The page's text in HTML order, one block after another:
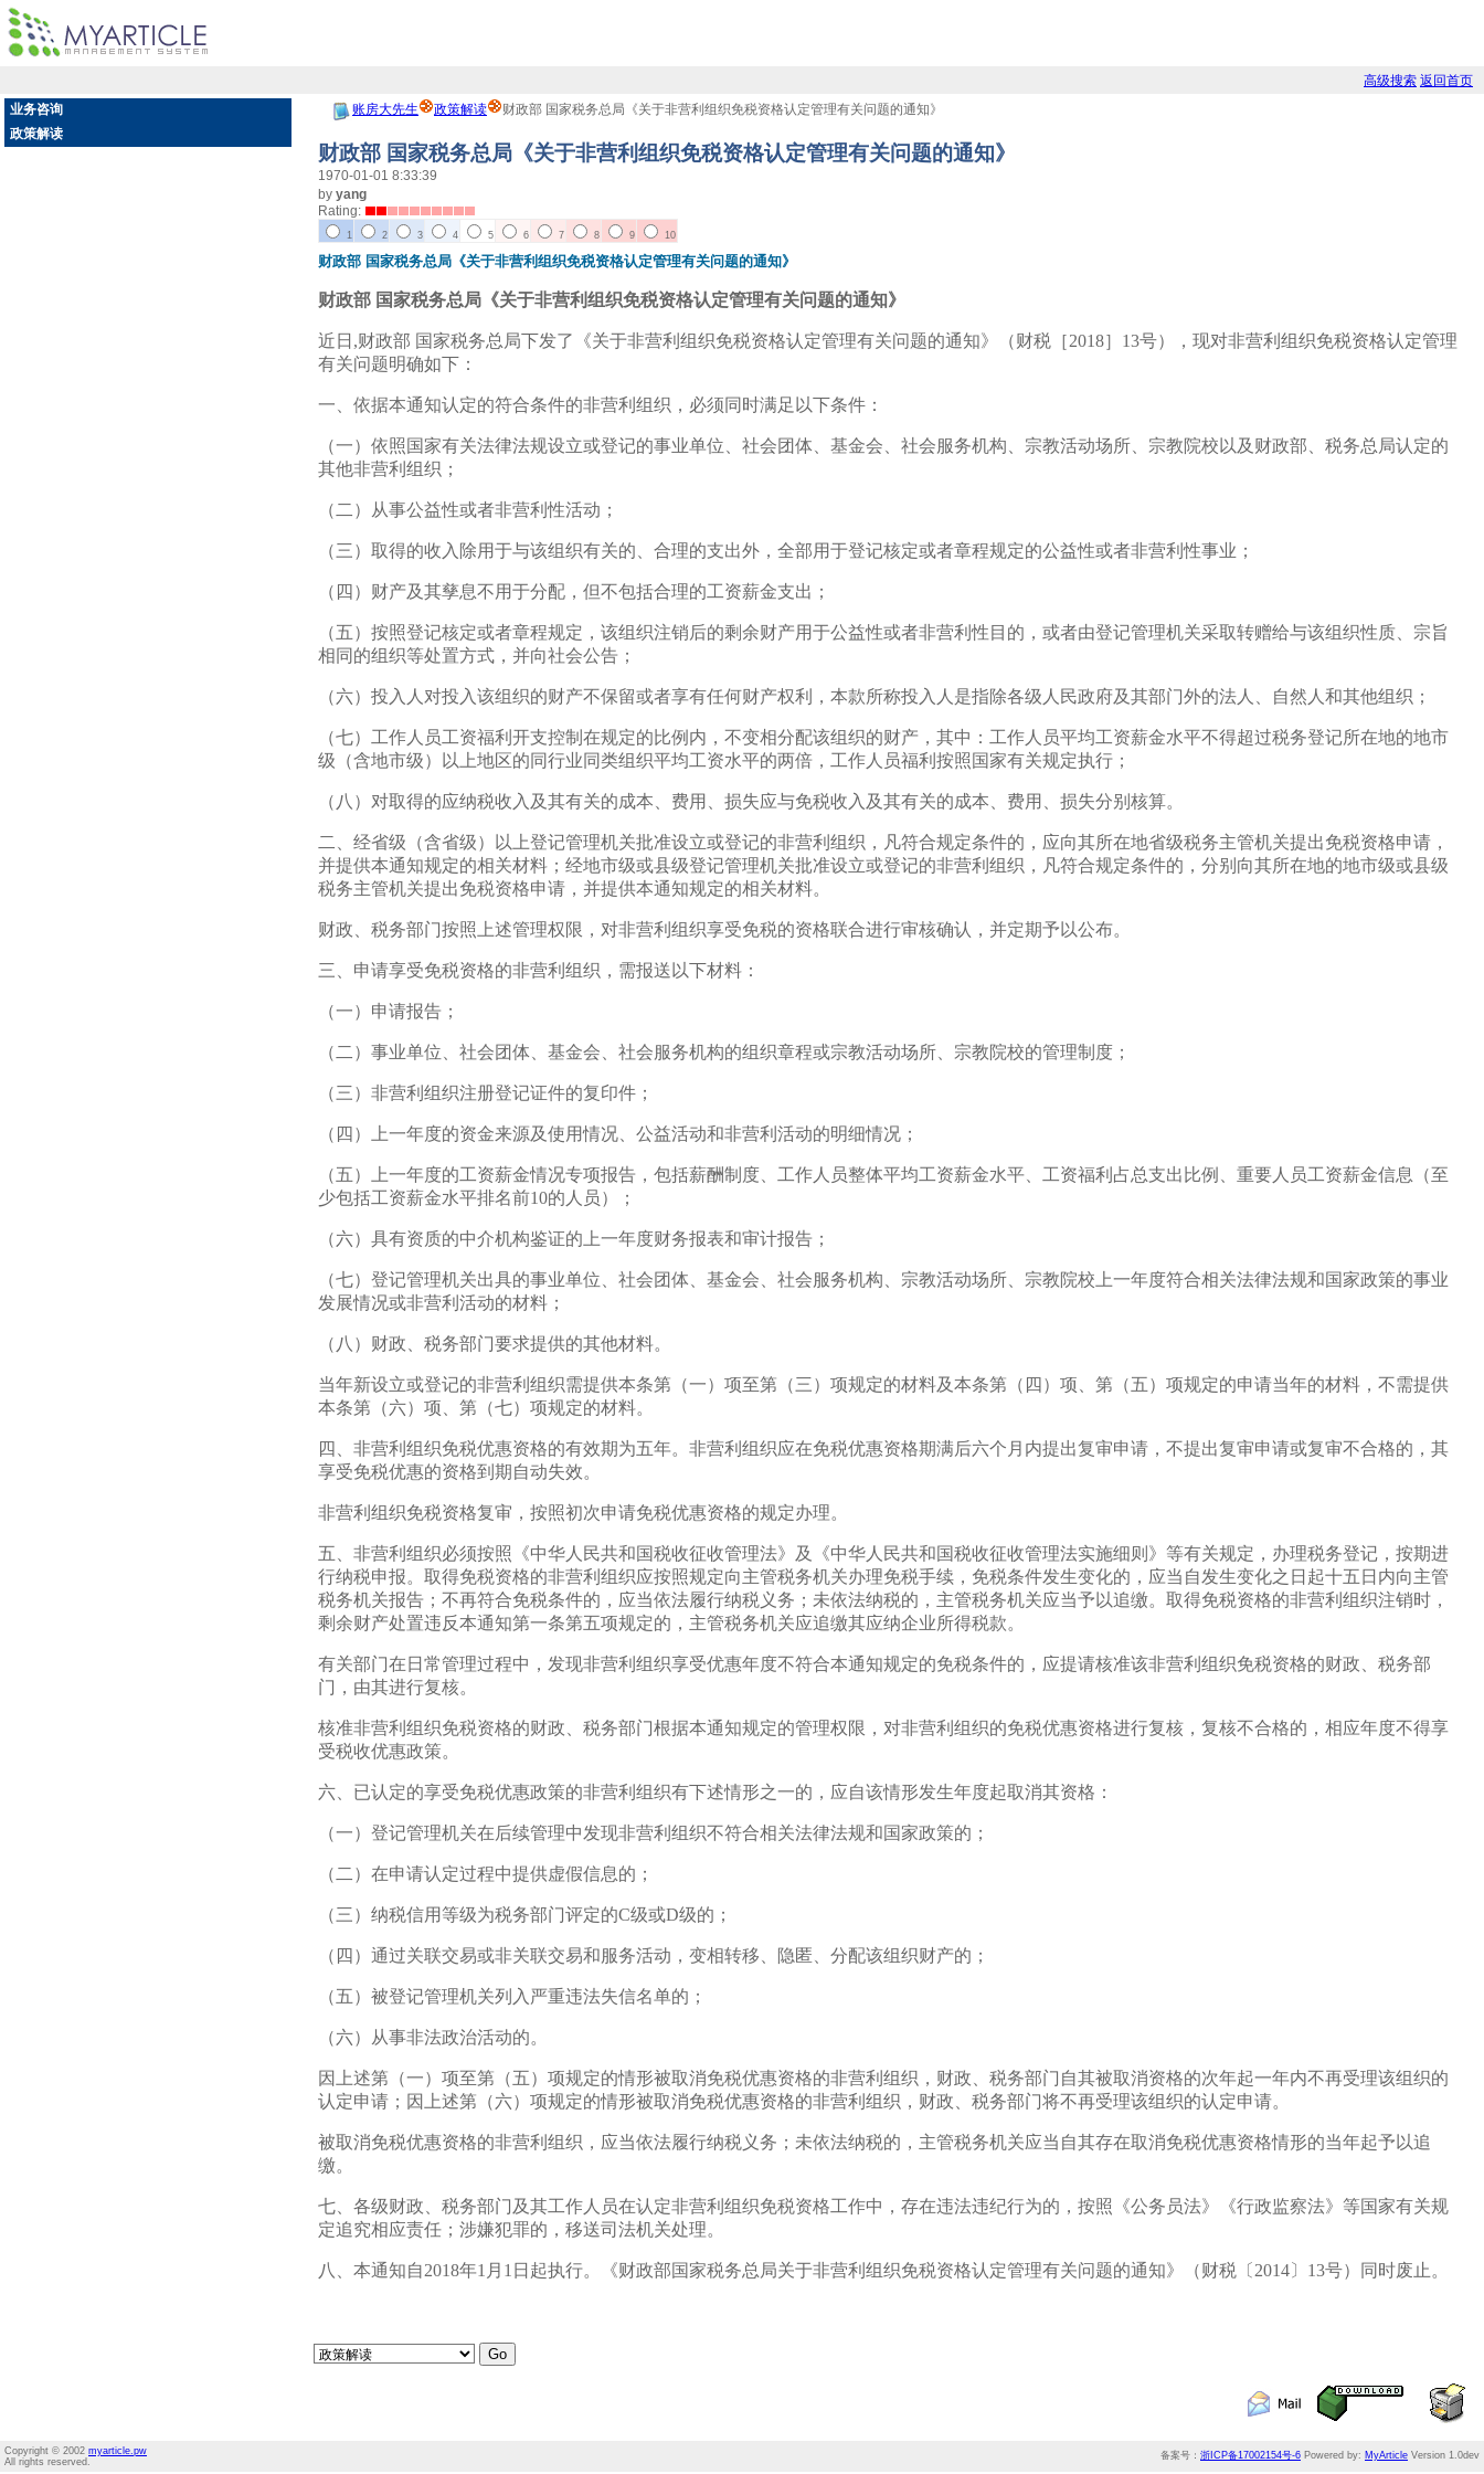
高级搜索 返回首页
业务咨询
政策解读
账房大先生 政策解读 财政部 国家税务总局《关于非营利组织免税资格认定管理有关问题的通知》
财政部 国家税务总局《关于非营利组织免税资格认定管理有关问题的通知》
1970-01-01 8:33:39
by yang
Rating:
1 2 3 4 5 6 7 8 9 10
财政部 国家税务总局《关于非营利组织免税资格认定管理有关问题的通知》
财政部 国家税务总局《关于非营利组织免税资格认定管理有关问题的通知》
近日,财政部 国家税务总局下发了《关于非营利组织免税资格认定管理有关问题的通知》（财税［2018］13号），现对非营利组织免税资格认定管理
有关问题明确如下：
一、依据本通知认定的符合条件的非营利组织，必须同时满足以下条件：
（一）依照国家有关法律法规设立或登记的事业单位、社会团体、基金会、社会服务机构、宗教活动场所、宗教院校以及财政部、税务总局认定的
其他非营利组织；
（二）从事公益性或者非营利性活动；
（三）取得的收入除用于与该组织有关的、合理的支出外，全部用于登记核定或者章程规定的公益性或者非营利性事业；
（四）财产及其孳息不用于分配，但不包括合理的工资薪金支出；
（五）按照登记核定或者章程规定，该组织注销后的剩余财产用于公益性或者非营利性目的，或者由登记管理机关采取转赠给与该组织性质、宗旨
相同的组织等处置方式，并向社会公告；
（六）投入人对投入该组织的财产不保留或者享有任何财产权利，本款所称投入人是指除各级人民政府及其部门外的法人、自然人和其他组织；
（七）工作人员工资福利开支控制在规定的比例内，不变相分配该组织的财产，其中：工作人员平均工资薪金水平不得超过税务登记所在地的地市
级（含地市级）以上地区的同行业同类组织平均工资水平的两倍，工作人员福利按照国家有关规定执行；
（八）对取得的应纳税收入及其有关的成本、费用、损失应与免税收入及其有关的成本、费用、损失分别核算。
二、经省级（含省级）以上登记管理机关批准设立或登记的非营利组织，凡符合规定条件的，应向其所在地省级税务主管机关提出免税资格申请，
并提供本通知规定的相关材料；经地市级或县级登记管理机关批准设立或登记的非营利组织，凡符合规定条件的，分别向其所在地的地市级或县级
税务主管机关提出免税资格申请，并提供本通知规定的相关材料。
财政、税务部门按照上述管理权限，对非营利组织享受免税的资格联合进行审核确认，并定期予以公布。
三、申请享受免税资格的非营利组织，需报送以下材料：
（一）申请报告；
（二）事业单位、社会团体、基金会、社会服务机构的组织章程或宗教活动场所、宗教院校的管理制度；
（三）非营利组织注册登记证件的复印件；
（四）上一年度的资金来源及使用情况、公益活动和非营利活动的明细情况；
（五）上一年度的工资薪金情况专项报告，包括薪酬制度、工作人员整体平均工资薪金水平、工资福利占总支出比例、重要人员工资薪金信息（至
少包括工资薪金水平排名前10的人员）；
（六）具有资质的中介机构鉴证的上一年度财务报表和审计报告；
（七）登记管理机关出具的事业单位、社会团体、基金会、社会服务机构、宗教活动场所、宗教院校上一年度符合相关法律法规和国家政策的事业
发展情况或非营利活动的材料；
（八）财政、税务部门要求提供的其他材料。
当年新设立或登记的非营利组织需提供本条第（一）项至第（三）项规定的材料及本条第（四）项、第（五）项规定的申请当年的材料，不需提供
本条第（六）项、第（七）项规定的材料。
四、非营利组织免税优惠资格的有效期为五年。非营利组织应在免税优惠资格期满后六个月内提出复审申请，不提出复审申请或复审不合格的，其
享受免税优惠的资格到期自动失效。
非营利组织免税资格复审，按照初次申请免税优惠资格的规定办理。
五、非营利组织必须按照《中华人民共和国税收征收管理法》及《中华人民共和国税收征收管理法实施细则》等有关规定，办理税务登记，按期进
行纳税申报。取得免税资格的非营利组织应按照规定向主管税务机关办理免税手续，免税条件发生变化的，应当自发生变化之日起十五日内向主管
税务机关报告；不再符合免税条件的，应当依法履行纳税义务；未依法纳税的，主管税务机关应当予以追缴。取得免税资格的非营利组织注销时，
剩余财产处置违反本通知第一条第五项规定的，主管税务机关应追缴其应纳企业所得税款。
有关部门在日常管理过程中，发现非营利组织享受优惠年度不符合本通知规定的免税条件的，应提请核准该非营利组织免税资格的财政、税务部
门，由其进行复核。
核准非营利组织免税资格的财政、税务部门根据本通知规定的管理权限，对非营利组织的免税优惠资格进行复核，复核不合格的，相应年度不得享
受税收优惠政策。
六、已认定的享受免税优惠政策的非营利组织有下述情形之一的，应自该情形发生年度起取消其资格：
（一）登记管理机关在后续管理中发现非营利组织不符合相关法律法规和国家政策的；
（二）在申请认定过程中提供虚假信息的；
（三）纳税信用等级为税务部门评定的C级或D级的；
（四）通过关联交易或非关联交易和服务活动，变相转移、隐匿、分配该组织财产的；
（五）被登记管理机关列入严重违法失信名单的；
（六）从事非法政治活动的。
因上述第（一）项至第（五）项规定的情形被取消免税优惠资格的非营利组织，财政、税务部门自其被取消资格的次年起一年内不再受理该组织的
认定申请；因上述第（六）项规定的情形被取消免税优惠资格的非营利组织，财政、税务部门将不再受理该组织的认定申请。
被取消免税优惠资格的非营利组织，应当依法履行纳税义务；未依法纳税的，主管税务机关应当自其存在取消免税优惠资格情形的当年起予以追
缴。
七、各级财政、税务部门及其工作人员在认定非营利组织免税资格工作中，存在违法违纪行为的，按照《公务员法》《行政监察法》等国家有关规
定追究相应责任；涉嫌犯罪的，移送司法机关处理。
八、本通知自2018年1月1日起执行。《财政部国家税务总局关于非营利组织免税资格认定管理有关问题的通知》（财税〔2014〕13号）同时废止。
Copyright © 2002 myarticle.pw
All rights reserved.
备案号： 浙ICP备17002154号-6 Powered by: MyArticle Version 1.0dev